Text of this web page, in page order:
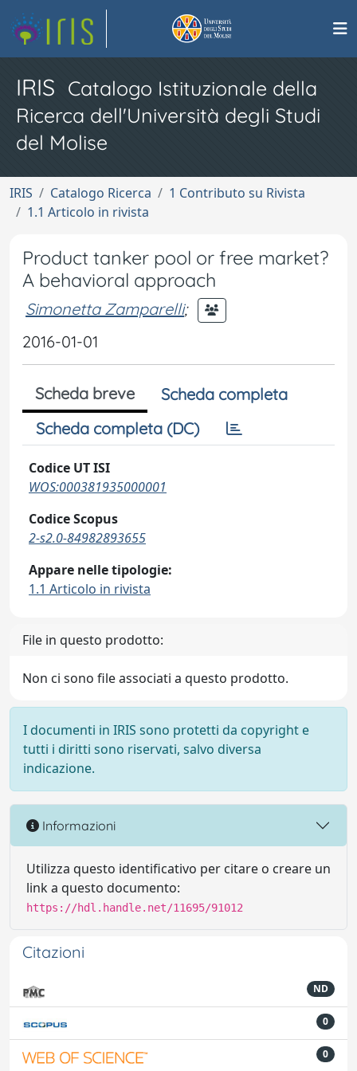
IRIS Catalogo Istituzionale della
Ricerca dell'Università degli Studi
del Molise
IRIS Catalogo Ricerca
1 Contributo su Rivista
1.1 Articolo in rivista
Product tanker pool or free market?
A behavioral approach
Simonetta Zamparelli;
2016-01-01
Scheda breve
Scheda completa
Scheda completa (DC)
Codice UT ISI
WOS:000381935000001
Codice Scopus
2-s2.0-84982893655
Appare nelle tipologie:
1.1 Articolo in rivista
File in questo prodotto:
Non ci sono file associati a questo prodotto.
I documenti in IRIS sono protetti da copyright e
tutti i diritti sono riservati, salvo diversa
indicazione.
Informazioni
Utilizza questo identificativo per citare o creare un
link a questo documento:
https://hdl.handle.net/11695/91012
Citazioni
ND
0
0